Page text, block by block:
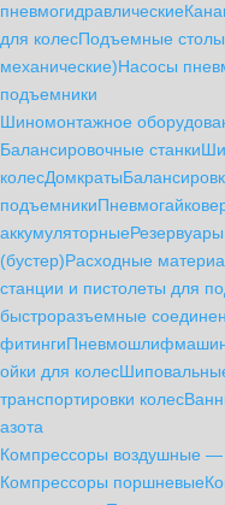
пневмогидравлические
для колесПодъемные столы
механические)Насосы
подъемники
Шиномонтажное
Балансировочные станки
колесДомкраты
подъемники
аккумуляторные
(бустер)Расходные
станции и пистолеты для
быстроразъемные
фитинги
ойки для колес
транспортировки колес
азота
Компрессоры воздушные —
Компрессоры поршневые